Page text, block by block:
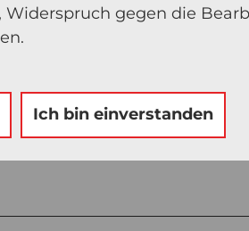
Widerspruch gegen die
Ich bin einverstanden